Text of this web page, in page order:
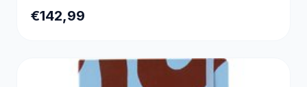
PS3 - Met App
€142,99